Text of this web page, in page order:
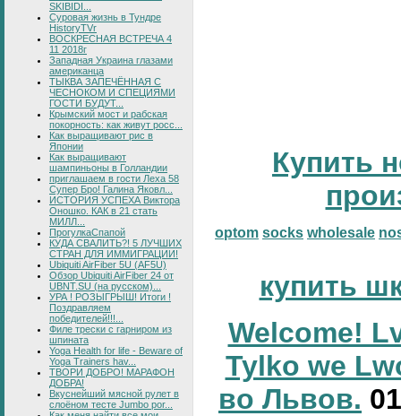
SKIBIDI...
Суровая жизнь в Тундре
HistoryTVr
ВОСКРЕСНАЯ ВСТРЕЧА 4
11 2018г
Западная Украина глазами
американца
ТЫКВА ЗАПЕЧЁННАЯ С
ЧЕСНОКОМ И СПЕЦИЯМИ
ГОСТИ БУДУТ...
Крымский мост и рабская
покорность: как живут росс...
Как выращивают рис в
Японии
Как выращивают
шампиньоны в Голландии
приглашаем в гости Леха 58
Супер Бро! Галина Яковл...
ИСТОРИЯ УСПЕХА Виктора
Оношко. КАК в 21 стать
МИЛЛ...
ПрогулкаСпапой
КУДА СВАЛИТЬ?! 5 ЛУЧШИХ
СТРАН ДЛЯ ИММИГРАЦИИ!
Ubiquiti AirFiber 5U (AF5U)
Обзор Ubiquiti AirFiber 24 от
UBNT.SU (на русском)...
УРА ! РОЗЫГРЫШ! Итоги !
Поздравляем
победителей!!!...
Филе трески с гарниром из
шпината
Yoga Health for life - Beware of
Yoga Trainers hav...
ТВОРИ ДОБРО! МАРАФОН
ДОБРА!
Вкуснейший мясной рулет в
слоёном тесте Jumbo por...
Купить
optom socks wholesale
купить
Welcome!
Tylko we
во Львов.